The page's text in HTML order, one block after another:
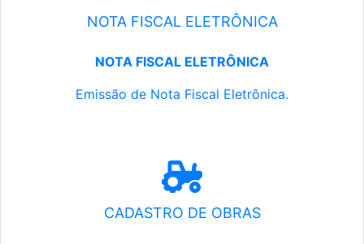
NOTA FISCAL ELETRÔNICA
NOTA FISCAL ELETRÔNICA
Emissão de Nota Fiscal Eletrônica.
CADASTRO DE OBRAS